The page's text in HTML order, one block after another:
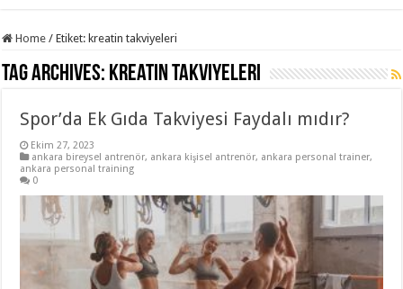
Home / Etiket: kreatin takviyeleri
Tag Archives: kreatin takviyeleri
Spor’da Ek Gıda Takviyesi Faydalı mıdır?
Ekim 27, 2023
ankara bireysel antrenör, ankara kişisel antrenör, ankara personal trainer,
ankara personal training
0